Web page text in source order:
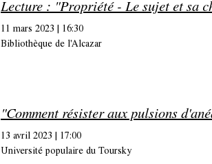
Lecture : "Propriété - Le sujet et sa
11 mars 2023
16:30
Bibliothèque de l'Alcazar
13 avril 2023
17:00
Université populaire du Toursky